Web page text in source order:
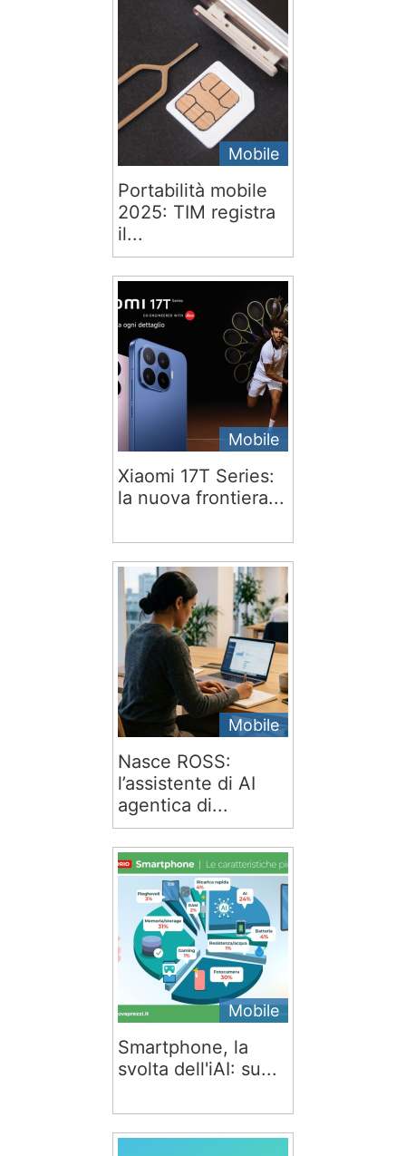
Mobile
Portabilità mobile
2025: TIM registra
il...
Mobile
Xiaomi 17T Series:
la nuova frontiera...
Mobile
Nasce ROSS:
l’assistente di AI
agentica di...
Mobile
Smartphone, la
svolta dell'iAI: su...